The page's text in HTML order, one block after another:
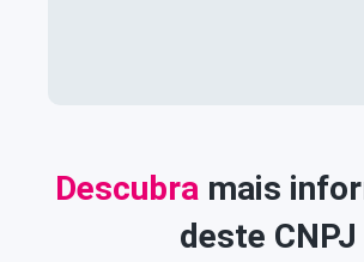
Descubramais
deste CNPJ